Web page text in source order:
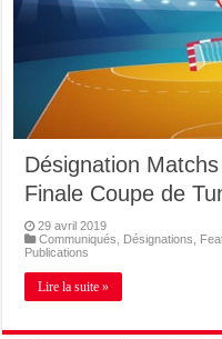
Désignation
Finale Coupe de
29 avril 2019
Communiqués
Désignations
Publications
Lire la suite »